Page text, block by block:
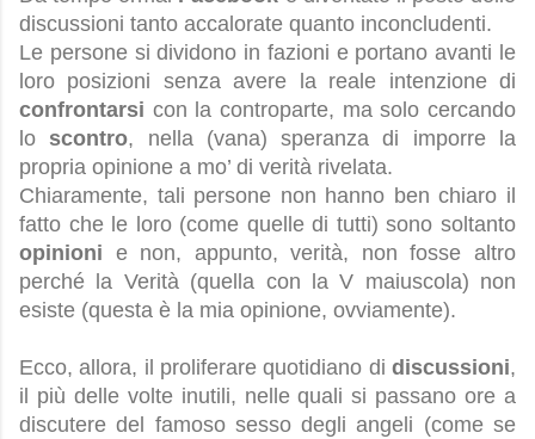
discussioni tanto accalorate quanto inconcludenti.
Le persone si dividono in fazioni e portano avanti le
loro posizioni senza avere la reale intenzione di
confrontarsi con la controparte, ma solo cercando
lo scontro, nella (vana) speranza di imporre la
propria opinione a mo’ di verità rivelata.
Chiaramente, tali persone non hanno ben chiaro il
fatto che le loro (come quelle di tutti) sono soltanto
opinioni e non, appunto, verità, non fosse altro
perché la Verità (quella con la V maiuscola) non
esiste (questa è la mia opinione, ovviamente).
Ecco, allora, il proliferare quotidiano di discussioni,
il più delle volte inutili, nelle quali si passano ore a
discutere del famoso sesso degli angeli (come se